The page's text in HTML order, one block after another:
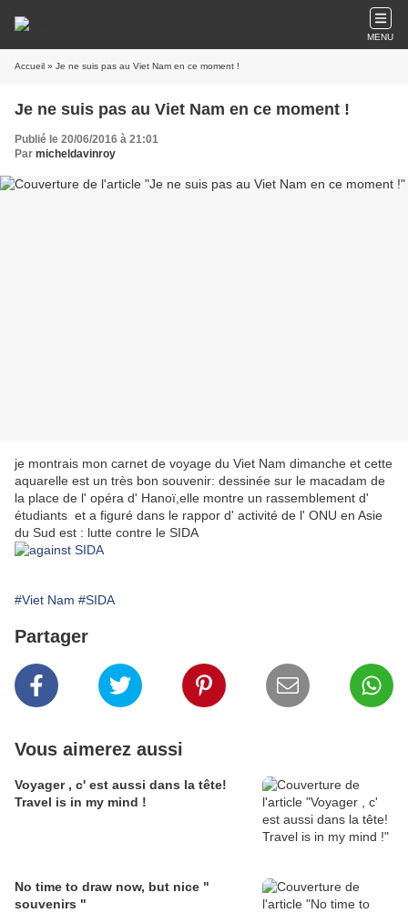
MENU
Accueil » Je ne suis pas au Viet Nam en ce moment !
Je ne suis pas au Viet Nam en ce moment !
Publié le 20/06/2016 à 21:01
Par micheldavinroy
je montrais mon carnet de voyage du Viet Nam dimanche et cette
aquarelle est un très bon souvenir: dessinée sur le macadam de
la place de l' opéra d' Hanoï,elle montre un rassemblement d'
étudiants et a figuré dans le rappor d' activité de l' ONU en Asie
du Sud est : lutte contre le SIDA
#Viet Nam #SIDA
Partager
Vous aimerez aussi
Voyager , c' est aussi dans la tête!
Travel is in my mind !
No time to draw now, but nice "
souvenirs "